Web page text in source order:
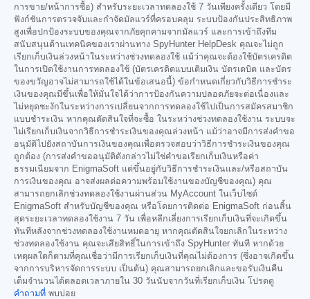
การขาย/หน้าการซื้อ) สำหรับระยะเวลาทดลองใช้ 7 วันเพียงครั้งเดียว โดยมี
ฟังก์ชันการตรวจจับและกำจัดมัลแวร์ที่ครอบคลุม ระบบป้องกันประสิทธิภาพ
สูงเพื่อปกป้องระบบของคุณจากภัยคุกคามจากมัลแวร์ และการเข้าถึงทีม
สนับสนุนด้านเทคนิคของเราผ่านทาง SpyHunter HelpDesk คุณจะไม่ถูก
เรียกเก็บเงินล่วงหน้าในระหว่างช่วงทดลองใช้ แม้ว่าคุณจะต้องใช้บัตรเครดิต
ในการเปิดใช้งานการทดลองใช้ (บัตรเครดิตแบบเติมเงิน บัตรเดบิต และบัตร
ของขวัญอาจไม่สามารถใช้ได้ในข้อเสนอนี้) ข้อกำหนดเกี่ยวกับวิธีการชำระ
เงินของคุณมีขึ้นเพื่อให้มั่นใจได้ว่าการป้องกันความปลอดภัยจะต่อเนื่องและ
ไม่หยุดชะงักในระหว่างการเปลี่ยนจากการทดลองใช้ไปเป็นการสมัครสมาชิก
แบบชำระเงิน หากคุณตัดสินใจที่จะซื้อ ในระหว่างช่วงทดลองใช้งาน ระบบจะ
ไม่เรียกเก็บเงินจากวิธีการชำระเงินของคุณล่วงหน้า แม้ว่าอาจมีการส่งคำขอ
อนุมัติไปยังสถาบันการเงินของคุณเพื่อตรวจสอบว่าวิธีการชำระเงินของคุณ
ถูกต้อง (การส่งคำขออนุมัติดังกล่าวไม่ใช่คำขอเรียกเก็บเงินหรือค่า
ธรรมเนียมจาก EnigmaSoft แต่ขึ้นอยู่กับวิธีการชำระเงินและ/หรือสถาบัน
การเงินของคุณ อาจส่งผลต่อความพร้อมใช้งานของบัญชีของคุณ) คุณ
สามารถยกเลิกช่วงทดลองใช้งานผ่านส่วน MyAccount ในเว็บไซต์
EnigmaSoft สำหรับบัญชีของคุณ หรือโดยการติดต่อ EnigmaSoft ก่อนสิ้น
สุดระยะเวลาทดลองใช้งาน 7 วัน เพื่อหลีกเลี่ยงการเรียกเก็บเงินที่จะเกิดขึ้น
ทันทีหลังจากช่วงทดลองใช้งานหมดอายุ หากคุณตัดสินใจยกเลิกในระหว่าง
ช่วงทดลองใช้งาน คุณจะเสียสิทธิ์ในการเข้าถึง SpyHunter ทันที หากด้วย
เหตุผลใดก็ตามที่คุณเชื่อว่ามีการเรียกเก็บเงินที่คุณไม่ต้องการ (ซึ่งอาจเกิดขึ้น
จากการบริหารจัดการระบบ เป็นต้น) คุณสามารถยกเลิกและขอรับเงินคืน
เต็มจำนวนได้ตลอดเวลาภายใน 30 วันนับจากวันที่เรียกเก็บเงิน โปรดดู
คำถามที่ พบบ่อย